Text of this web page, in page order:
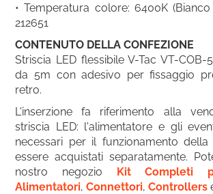
• Temperatura colore: 6400K
212651
CONTENUTO DELLA CONFEZIONE
Striscia LED flessibile V-Tac VT-COB-
da 5m con adesivo per fissaggio
retro.
L'inserzione fa riferimento alla
striscia LED: l'alimentatore e gli
necessari per il funzionamento della
essere acquistati separatamente.
nostro negozio Kit Completi
Alimentatori,Connettori,Controllers